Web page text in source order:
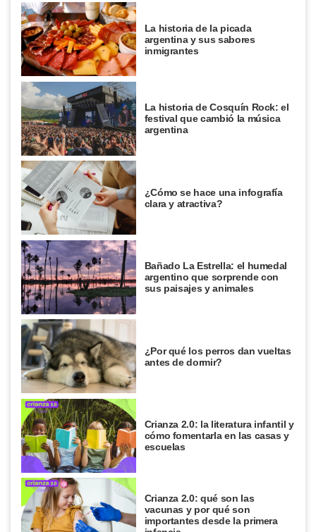
La historia de la picada
argentina y sus sabores
inmigrantes
La historia de Cosquín Rock: el
festival que cambió la música
argentina
¿Cómo se hace una infografía
clara y atractiva?
Bañado La Estrella: el humedal
argentino que sorprende con
sus paisajes y animales
¿Por qué los perros dan vueltas
antes de dormir?
Crianza 2.0: la literatura infantil y
cómo fomentarla en las casas y
escuelas
Crianza 2.0: qué son las
vacunas y por qué son
importantes desde la primera